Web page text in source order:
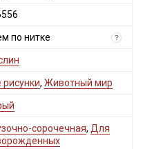
по нитке ?
рисунки, Животный мир
сорочечная, Для
персональных
персональных